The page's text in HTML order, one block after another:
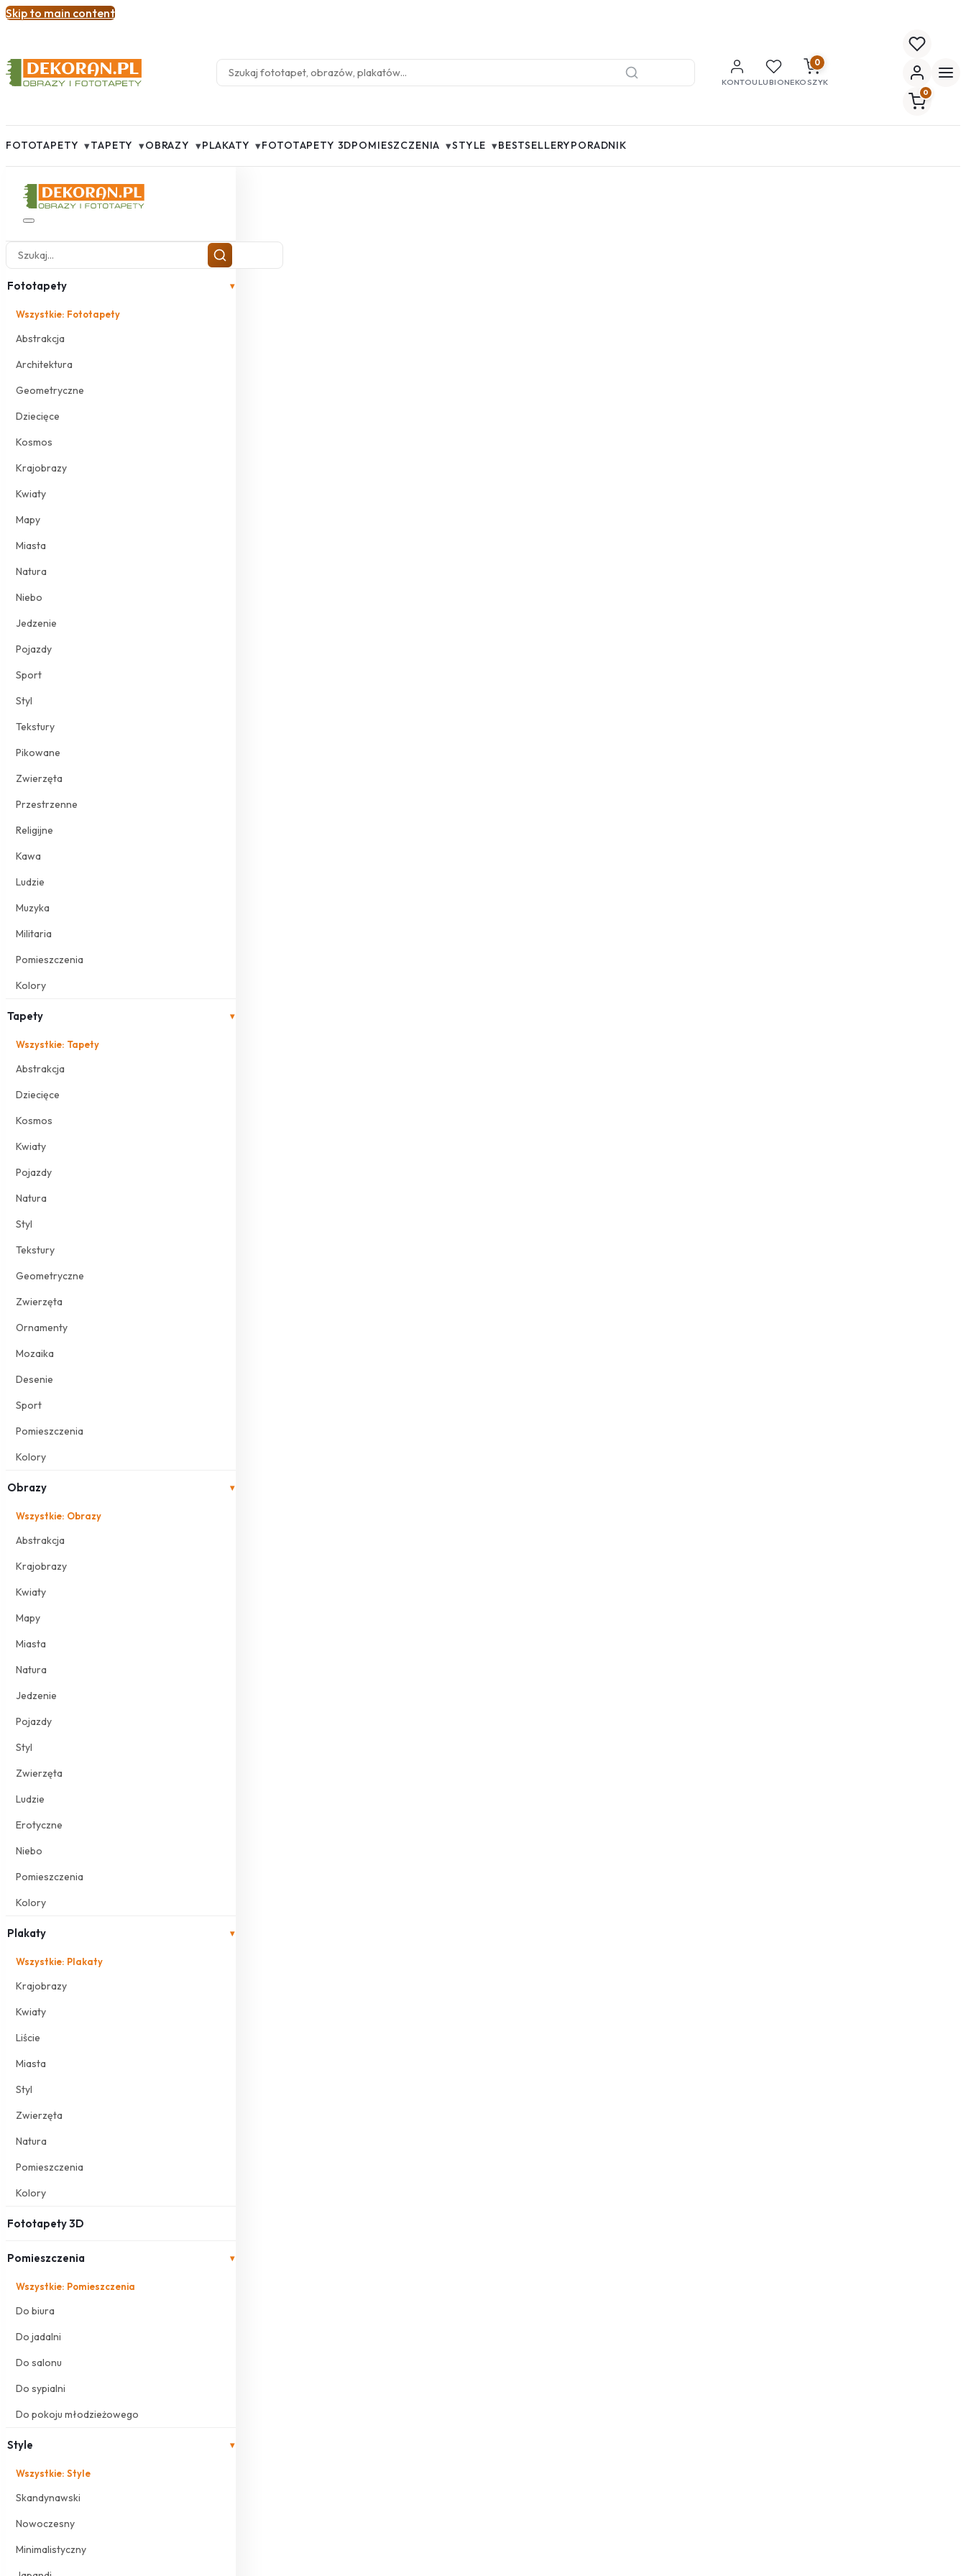
Skip to main content
KONTOULUBIONE
0
KOSZYK
0
FOTOTAPETY ▾TAPETY ▾OBRAZY ▾PLAKATY ▾FOTOTAPETY 3DPOMIESZCZENIA ▾STYLE ▾BESTSELLERYPORADNIK
Fototapety ▾
Wszystkie: Fototapety
Abstrakcja
Architektura
Geometryczne
Dziecięce
Kosmos
Krajobrazy
Kwiaty
Mapy
Miasta
Natura
Niebo
Jedzenie
Pojazdy
Sport
Styl
Tekstury
Pikowane
Zwierzęta
Przestrzenne
Religijne
Kawa
Ludzie
Muzyka
Militaria
Pomieszczenia
Kolory
Tapety ▾
Wszystkie: Tapety
Abstrakcja
Dziecięce
Kosmos
Kwiaty
Pojazdy
Natura
Styl
Tekstury
Geometryczne
Zwierzęta
Ornamenty
Mozaika
Desenie
Sport
Pomieszczenia
Kolory
Obrazy ▾
Wszystkie: Obrazy
Abstrakcja
Krajobrazy
Kwiaty
Mapy
Miasta
Natura
Jedzenie
Pojazdy
Styl
Zwierzęta
Ludzie
Erotyczne
Niebo
Pomieszczenia
Kolory
Plakaty ▾
Wszystkie: Plakaty
Krajobrazy
Kwiaty
Liście
Miasta
Styl
Zwierzęta
Natura
Pomieszczenia
Kolory
Fototapety 3D
Pomieszczenia ▾
Wszystkie: Pomieszczenia
Do biura
Do jadalni
Do salonu
Do sypialni
Do pokoju młodzieżowego
Style ▾
Wszystkie: Style
Skandynawski
Nowoczesny
Minimalistyczny